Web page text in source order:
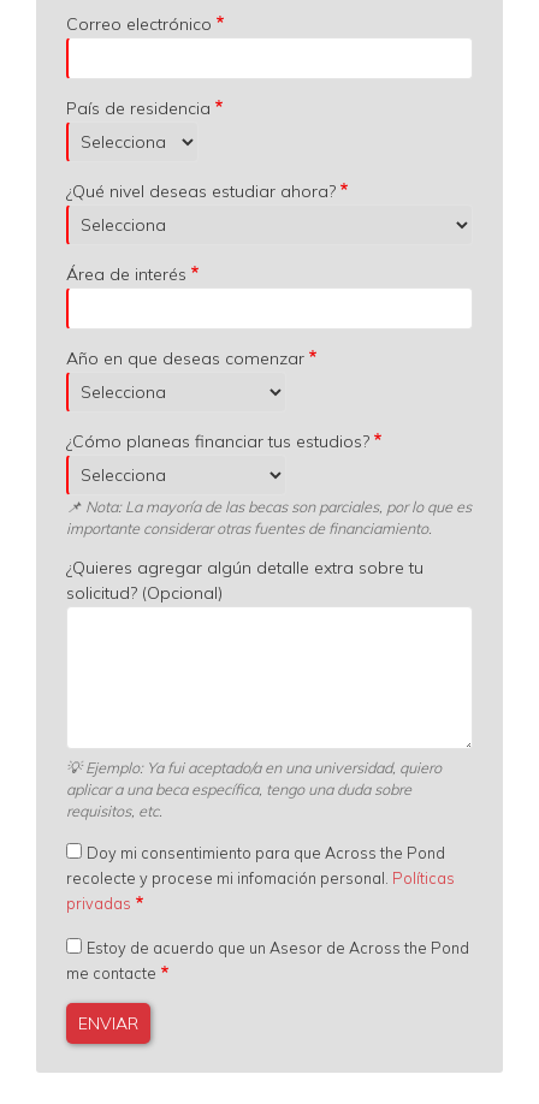
Correo electrónico
País de residencia
¿Qué nivel deseas estudiar ahora?
Área de interés
Año en que deseas comenzar
¿Cómo planeas financiar tus estudios?
📌 Nota: La mayoría de las becas son parciales, por lo que es
importante considerar otras fuentes de financiamiento.
¿Quieres agregar algún detalle extra sobre tu
solicitud? (Opcional)
💡Ejemplo: Ya fui aceptado/a en una universidad, quiero
aplicar a una beca específica, tengo una duda sobre
requisitos, etc.
Doy mi consentimiento para que Across the Pond
recolecte y procese mi infomación personal. Políticas
privadas
Estoy de acuerdo que un Asesor de Across the Pond
me contacte